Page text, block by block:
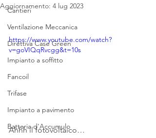
Cantieri
Ventilazione Meccanica
Direttiva Case Green
Impianto a soffitto
Fancoil
Trifase
Impianto a pavimento
Batteria d'Accumulo
Aggiornamento: 4 lug 2023
https://www.youtube.com/watch?
v=goVIQqRvcgg&t=10s
Ahhh il fotovoltaico…